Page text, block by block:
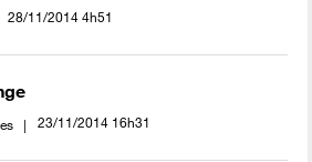
‎28/11/2014 4h51
‎23/11/2014 16h31